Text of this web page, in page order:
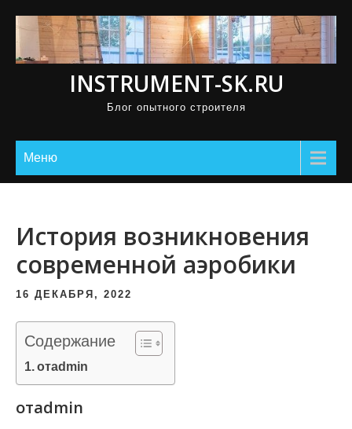
ь
INSTRUMENT-SK.RU
Блог опытного строителя
Меню
История возникновения
современной аэробики
16 ДЕКАБРЯ, 2022
Содержание
отadmin
отadmin